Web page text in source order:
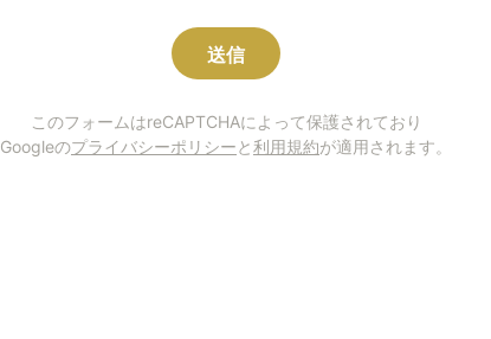
このフォームはreCAPTCHAによって保護されており
Googleのプライバシーポリシーと利用規約が適用されます。